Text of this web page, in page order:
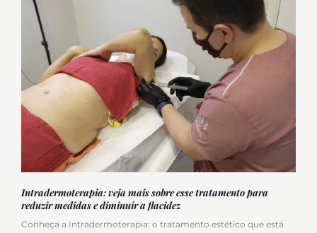
Intradermoterapia: veja mais sobre esse tratamento para
reduzir medidas e diminuir a flacidez
Conheça a Intradermoterapia: o tratamento estético que está